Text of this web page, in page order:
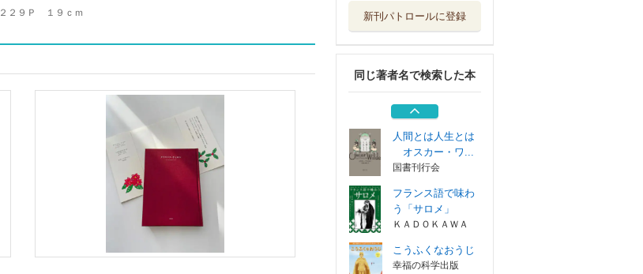
２２９Ｐ １９ｃｍ 新刊パトロールに登録
同じ著者名で検索した本
新訳ドリアン・グ
ＫＡＤＯＫＡＷＡ
新訳サロメ
ＫＡＤＯＫＡＷＡ
人間とは人生とは
オスカー・ワ...
国書刊行会
フランス語で味わ
う「サロメ」
ＫＡＤＯＫＡＷＡ
こうふくなおうじ
幸福の科学出版